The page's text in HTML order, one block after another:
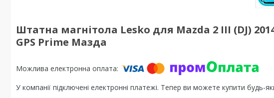
Штатна магнітола Lesko для Mazda 2 III (DJ)
GPS Prime Мазда
У компанії підключені електронні платежі. Тепер ви можете купити будь-